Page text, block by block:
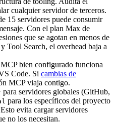
cualquier servidor de terceros.
15 servidores puede consumir
Con el plan Max de
que se agotan en menos de
Tool Search, el overhead baja a
bien configurado funciona
Code. Si cambias de
MCP viaja contigo.
para servidores globales (GitHub,
para los específicos del proyecto
evita cargar servidores
no los necesitan.